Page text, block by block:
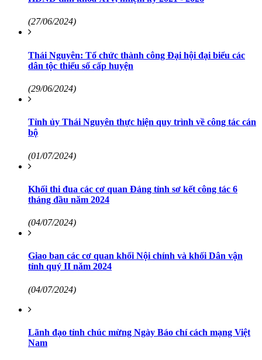
(27/06/2024)
Thái Nguyên: Tổ chức thành công Đại hội đại biểu các
dân tộc thiểu số cấp huyện
(29/06/2024)
Tỉnh ủy Thái Nguyên thực hiện quy trình về công tác cán
bộ
(01/07/2024)
Khối thi đua các cơ quan Đảng tỉnh sơ kết công tác 6
tháng đầu năm 2024
(04/07/2024)
Giao ban các cơ quan khối Nội chính và khối Dân vận
tỉnh quý II năm 2024
(04/07/2024)
Lãnh đạo tỉnh chúc mừng Ngày Báo chí cách mạng Việt
Nam